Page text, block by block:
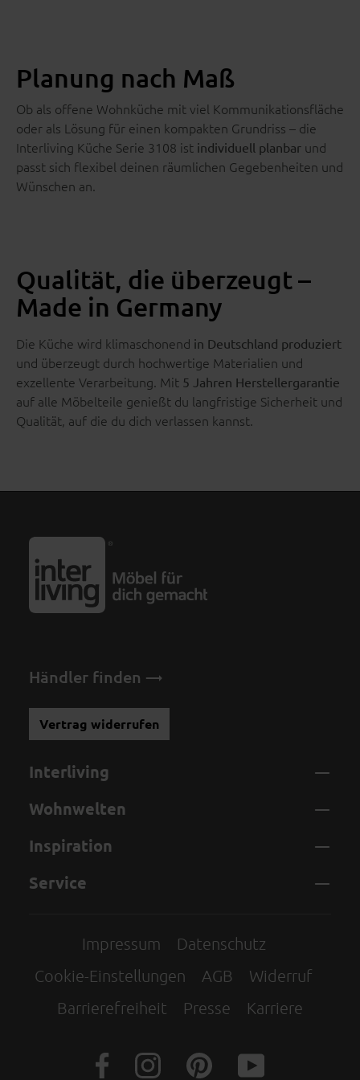
Planung nach Maß
Ob als offene Wohnküche mit viel Kommunikationsfläche
oder als Lösung für einen kompakten Grundriss – die
Interliving Küche Serie 3108 ist individuell planbar und
passt sich flexibel deinen räumlichen Gegebenheiten und
Wünschen an.
Qualität, die überzeugt –
Made in Germany
Die Küche wird klimaschonend in Deutschland produziert
und überzeugt durch hochwertige Materialien und
exzellente Verarbeitung. Mit 5 Jahren Herstellergarantie
auf alle Möbelteile genießt du langfristige Sicherheit und
Qualität, auf die du dich verlassen kannst.
Händler finden
Vertrag widerrufen
Interliving
Wohnwelten
Inspiration
Service
Impressum
Datenschutz
Cookie-Einstellungen
AGB
Widerruf
Barrierefreiheit
Presse Karriere